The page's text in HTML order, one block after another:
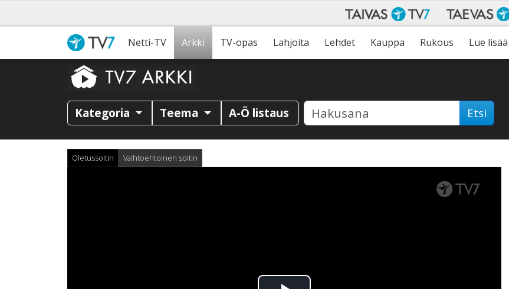
Netti-TV Arkki TV-opas Lahjoita Lehdet Kauppa Rukous Lue lisää
Kategoria Teema A-Ö listaus Etsi
Oletussoitin Vaihtoehtoinen soitin